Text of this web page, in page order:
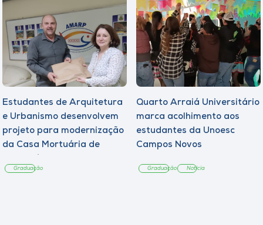
Estudantes de Arquitetura
e Urbanismo desenvolvem
projeto para modernização
da Casa Mortuária de
Graduação
Quarto Arraiá Universitário
marca acolhimento aos
estudantes da Unoesc
Campos Novos
Graduação Notícia